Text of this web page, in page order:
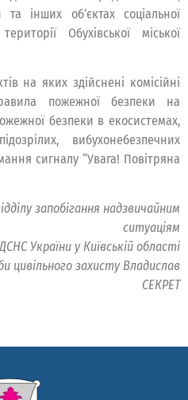
та інших об’єктах соціальної
Обухівської міської
на яких здійснені комісійні
пожежної безпеки на
безпеки в екосистемах,
вибухонебезпечних
сигналу “Увага! Повітряна
запобігання надзвичайним
ситуаціям
України у Київській області
захисту Владислав
СЕКРЕТ